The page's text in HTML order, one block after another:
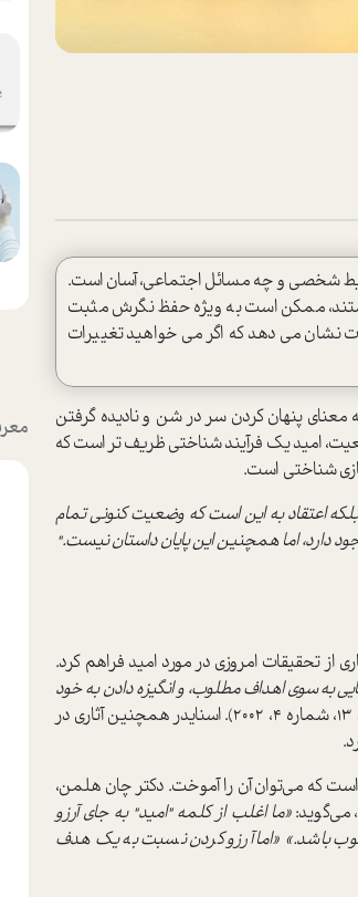
شخصی و چه مسائل اجتماعی، آسان است.
ممکن است به ویژه حفظ نگرش مثبت
نشان می دهد که اگر می خواهید تغییرات
معنای پنهان کردن سر در شن و نادیده گرفتن
امید یک فرآیند شناختی ظریف تر است که
شناختی است.
اعتقاد به این است که وضعیت کنونی تمام
اما همچنین این پایان داستان نیست."
از تحقیقات امروزی در مورد امید فراهم کرد.
به سوی اهداف مطلوب، و انگیزه دادن به خود
(تحقیقات روانشناختی، جلد 13، شماره 4، 2002). اسنایدر همچنین آثاری در
است که می‌توان آن را آموخت. دکتر چان هلمن،
می‌گوید:«ما اغلب از کلمه "امید" به جای آرزو
خوب باشد.» «اما آرزو کردن نسبت به یک هدف